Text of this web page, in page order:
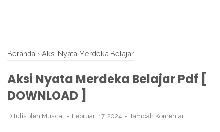
Beranda › Aksi Nyata Merdeka Belajar
Aksi Nyata Merdeka Belajar Pdf [
DOWNLOAD ]
Ditulis oleh Musical Februari 17, 2024 Tambah Komentar